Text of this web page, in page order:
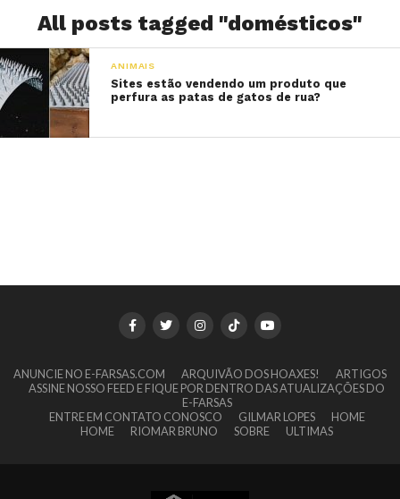
All posts tagged "domésticos"
ANIMAIS
Sites estão vendendo um produto que
perfura as patas de gatos de rua?
ANUNCIE NO E-FARSAS.COM ARQUIVÃO DOS HOAXES!
ARTIGOS
ASSINE NOSSO FEED E FIQUE POR DENTRO DAS ATUALIZAÇÕES DO
E-FARSAS
ENTRE EM CONTATO CONOSCO
GILMAR LOPES
HOME
HOME
RIOMAR BRUNO SOBRE ULTIMAS